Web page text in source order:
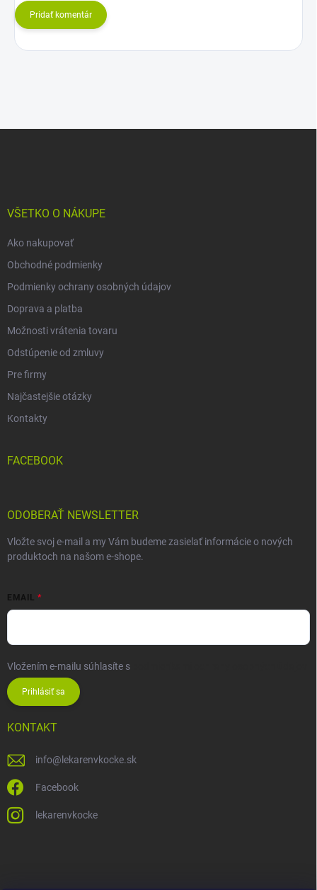
Pridať komentár
VŠETKO O NÁKUPE
Ako nakupovať
Obchodné podmienky
Podmienky ochrany osobných údajov
Doprava a platba
Možnosti vrátenia tovaru
Odstúpenie od zmluvy
Pre firmy
Najčastejšie otázky
Kontakty
FACEBOOK
ODOBERAŤ NEWSLETTER
Vložte svoj e-mail a my Vám budeme zasielať informácie o nových
produktoch na našom e-shope.
EMAIL
Vložením e-mailu súhlasíte s
Prihlásiť sa
KONTAKT
info@ lekarenvkocke.sk
Facebook
lekarenvkocke